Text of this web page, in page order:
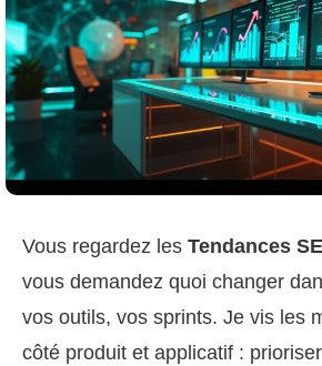
Vous regardez les Tendances
vous demandez quoi changer
vos outils, vos sprints. Je vis les
côté produit et applicatif :